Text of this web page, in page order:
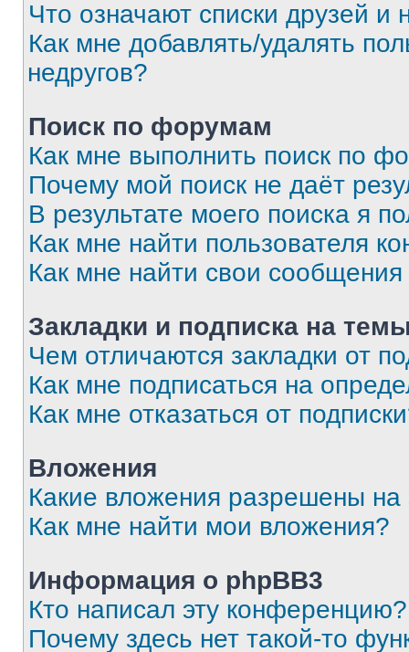
Что означают списки друзей и
Как мне добавлять/удалять
недругов?
Поиск по форумам
Как мне выполнить поиск по
Почему мой поиск не даёт
В результате моего поиска я
Как мне найти пользователя
Как мне найти свои
Закладки и подписка на
Чем отличаются закладки от
Как мне подписаться на
Как мне отказаться от
Вложения
Какие вложения разрешены
Как мне найти мои вложения?
Информация о phpBB3
Кто написал эту конференцию?
Почему здесь нет такой-то